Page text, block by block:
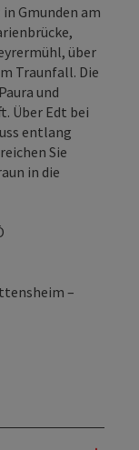
Gmunden am
über
Traunfall. Die
und
Über Edt bei
entlang
Sie
in die
–